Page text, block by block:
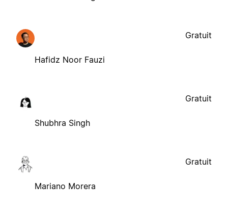
Hafidz Noor Fauzi
Gratuit
Shubhra Singh
Gratuit
Mariano Morera
Gratuit